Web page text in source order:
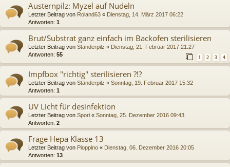
Austernpilz: Myzel auf Nudeln
Letzter Beitrag von Roland63 « Dienstag, 14. März 2017 06:22
Antworten: 1
Brut/Substrat ganz einfach im Backofen sterilisieren
Letzter Beitrag von Ständerpilz « Dienstag, 21. Februar 2017 21:27
Antworten: 55 1 2 3 4
Impfbox "richtig" sterilisieren ?!?
Letzter Beitrag von Ständerpilz « Sonntag, 19. Februar 2017 15:32
Antworten: 1
UV Licht für desinfektion
Letzter Beitrag von Spori « Sonntag, 25. Dezember 2016 09:43
Antworten: 2
Frage Hepa Klasse 13
Letzter Beitrag von Pioppino « Dienstag, 06. Dezember 2016 20:05
Antworten: 13